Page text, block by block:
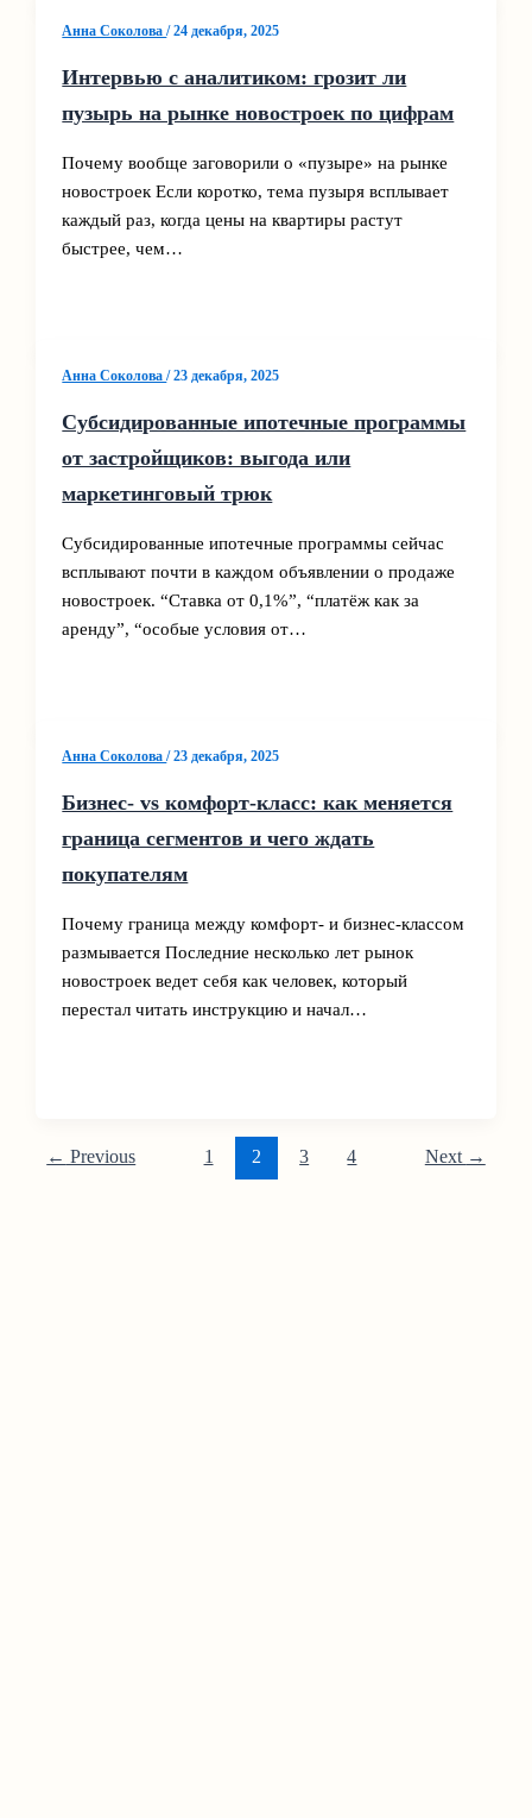
Анна Соколова/24 декабря, 2025
Интервью с аналитиком: грозит ли
пузырь на рынке новостроек по цифрам
Почему вообще заговорили о «пузыре» на рынке
новостроек Если коротко, тема пузыря всплывает
каждый раз, когда цены на квартиры растут
быстрее, чем…
Анна Соколова/23 декабря, 2025
Субсидированные ипотечные программы
от застройщиков: выгода или
маркетинговый трюк
Субсидированные ипотечные программы сейчас
всплывают почти в каждом объявлении о продаже
новостроек. “Ставка от 0,1%”, “платёж как за
аренду”, “особые условия от…
Анна Соколова/23 декабря, 2025
Бизнес‑ vs комфорт‑класс: как меняется
граница сегментов и чего ждать
покупателям
Почему граница между комфорт‑ и бизнес‑классом
размывается Последние несколько лет рынок
новостроек ведет себя как человек, который
перестал читать инструкцию и начал…
← Previous 1 2 3 4 Next →